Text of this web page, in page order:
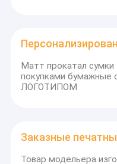
Матт прокатал сумки
покупками бумажные
ЛОГОТИПОМ
Заказные
Товар модельера